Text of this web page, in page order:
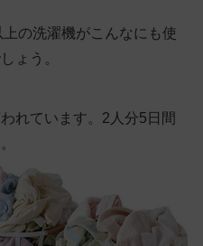
の洗濯機がこんなにも使
ょう。
れています。2人分5日間